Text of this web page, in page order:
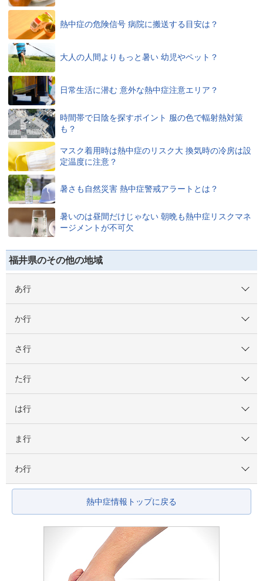
熱中症の危険信号 病院に搬送する目安は？
大人の人間よりもっと暑い 幼児やペット？
日常生活に潜む 意外な熱中症注意エリア？
時間帯で日陰を探すポイント 服の色で輻射熱対策
も？
マスク着用時は熱中症のリスク大 換気時の冷房は設
定温度に注意？
暑さも自然災害 熱中症警戒アラートとは？
暑いのは昼間だけじゃない 朝晩も熱中症リスクマネ
ージメントが不可欠
福井県のその他の地域
あ行
か行
さ行
た行
は行
ま行
わ行
熱中症情報トップに戻る